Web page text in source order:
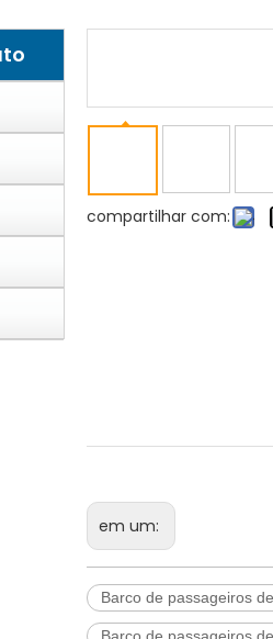
compartilhar com:
em um:
Barco de passageiros